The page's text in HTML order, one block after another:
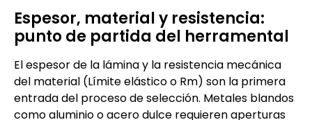
Espesor, material y resistencia:
punto de partida del herramental
El espesor de la lámina y la resistencia mecánica
del material (Límite elástico o Rm) son la primera
entrada del proceso de selección. Metales blandos
como aluminio o acero dulce requieren aper­turas